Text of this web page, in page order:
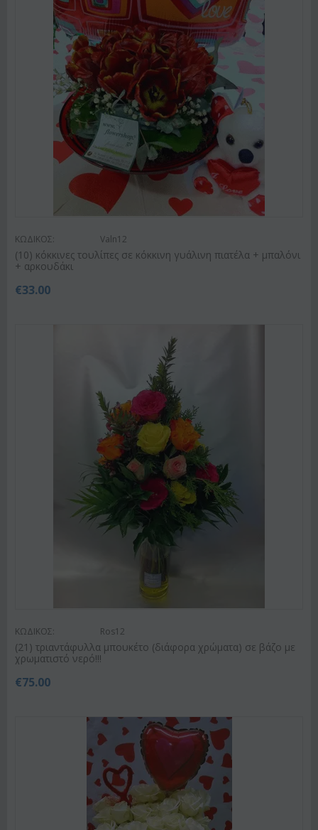
ΚΩΔΙΚΟΣ: Valn12
(10) κόκκινες τουλίπες σε κόκκινη γυάλινη πιατέλα + μπαλόνι
+ αρκουδάκι
€33.00
ΚΩΔΙΚΟΣ: Ros12
(21) τριαντάφυλλα μπουκέτο (διάφορα χρώματα) σε βάζο με
χρωματιστό νερό!!!
€75.00